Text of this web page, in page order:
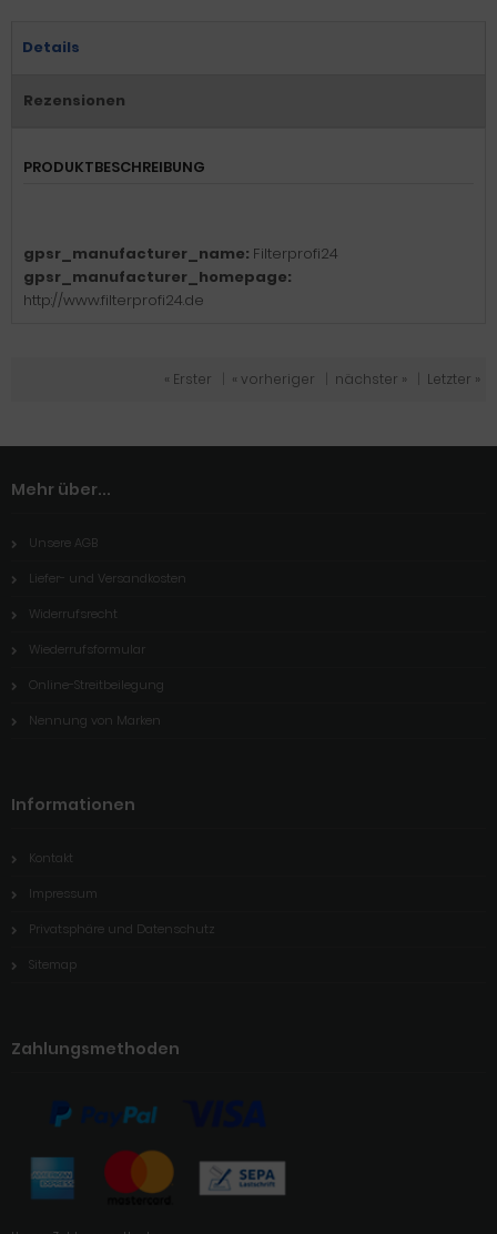
Details
Rezensionen
PRODUKTBESCHREIBUNG
gpsr_manufacturer_name: Filterprofi24
gpsr_manufacturer_homepage:
http://www.filterprofi24.de
« Erster « vorheriger nächster » Letzter »
Mehr über...
Unsere AGB
Liefer- und Versandkosten
Widerrufsrecht
Wiederrufsformular
Online-Streitbeilegung
Nennung von Marken
Informationen
Kontakt
Impressum
Privatsphäre und Datenschutz
Sitemap
Zahlungsmethoden